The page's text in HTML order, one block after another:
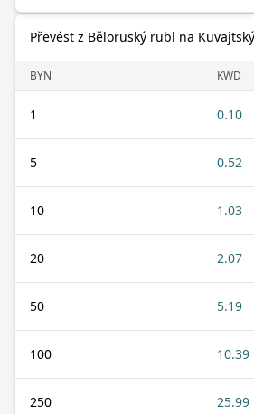
Převést z Běloruský rubl na
BYN KWD
1 0.10
5 0.52
10 1.03
20 2.07
50 5.19
100 10.39
250 25.99